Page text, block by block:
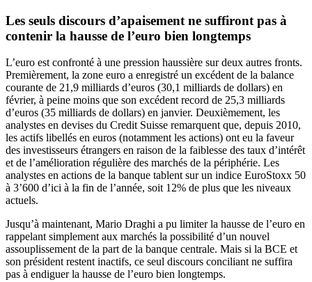
Les seuls discours d’apaisement ne suffiront pas à
contenir la hausse de l’euro bien longtemps
L’euro est confronté à une pression haussière sur deux autres fronts.
Premièrement, la zone euro a enregistré un excédent de la balance
courante de 21,9 milliards d’euros (30,1 milliards de dollars) en
février, à peine moins que son excédent record de 25,3 milliards
d’euros (35 milliards de dollars) en janvier. Deuxièmement, les
analystes en devises du Credit Suisse remarquent que, depuis 2010,
les actifs libellés en euros (notamment les actions) ont eu la faveur
des investisseurs étrangers en raison de la faiblesse des taux d’intérêt
et de l’amélioration régulière des marchés de la périphérie. Les
analystes en actions de la banque tablent sur un indice EuroStoxx 50
à 3’600 d’ici à la fin de l’année, soit 12% de plus que les niveaux
actuels.
Jusqu’à maintenant, Mario Draghi a pu limiter la hausse de l’euro en
rappelant simplement aux marchés la possibilité d’un nouvel
assouplissement de la part de la banque centrale. Mais si la BCE et
son président restent inactifs, ce seul discours conciliant ne suffira
pas à endiguer la hausse de l’euro bien longtemps.